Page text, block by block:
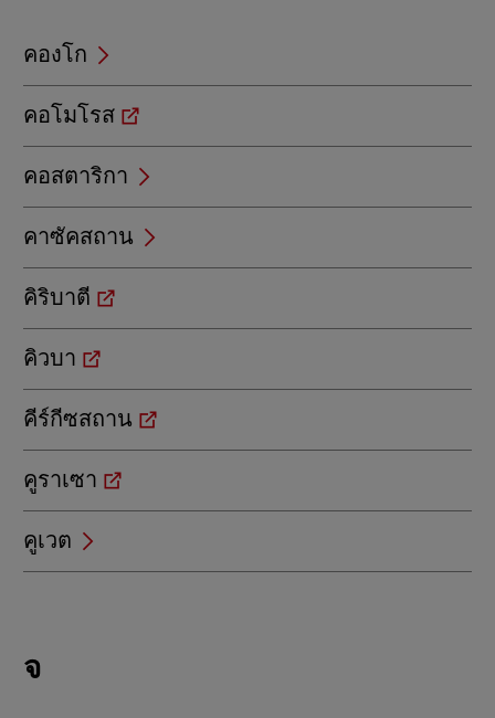
คองโก
คอโมโรส
คอสตาริกา
คาซัคสถาน
คิริบาตี
คิวบา
คีร์กีซสถาน
คูราเซา
คูเวต
beginning
จ